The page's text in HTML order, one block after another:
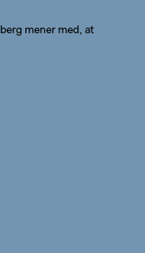
mener med, at